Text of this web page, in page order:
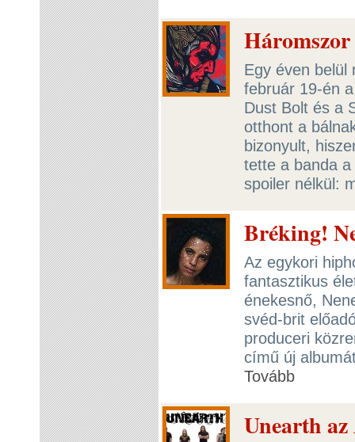
Egy éven belül
február 19-én
Dust Bolt és a
otthont a
bizonyult,
tette a banda
spoiler nélkül:
Bréking!
Az egykori
fantasztikus
énekesnő,
svéd-brit
produceri
című új
Tovább
Unearth